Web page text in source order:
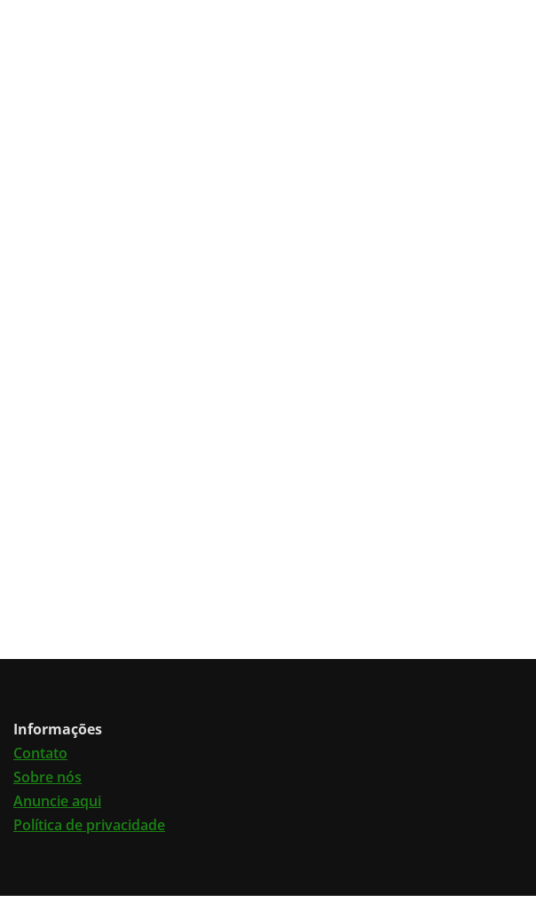
Informações
Contato
Sobre nós
Anuncie aqui
Política de privacidade